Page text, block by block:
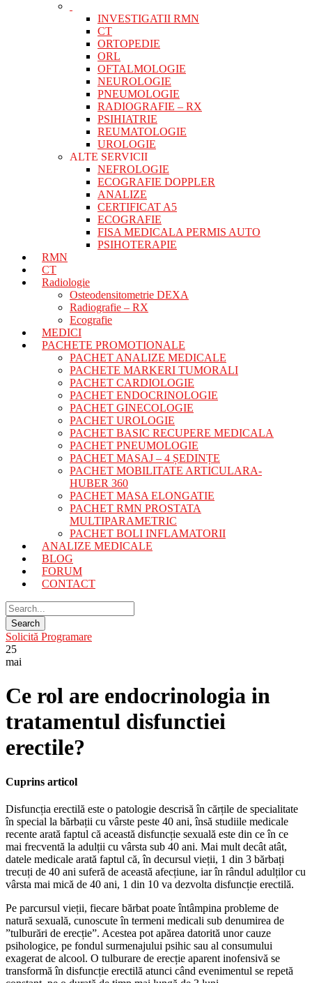
INVESTIGATII RMN
CT
ORTOPEDIE
ORL
OFTALMOLOGIE
NEUROLOGIE
PNEUMOLOGIE
RADIOGRAFIE – RX
PSIHIATRIE
REUMATOLOGIE
UROLOGIE
ALTE SERVICII
NEFROLOGIE
ECOGRAFIE DOPPLER
ANALIZE
CERTIFICAT A5
ECOGRAFIE
FISA MEDICALA PERMIS AUTO
PSIHOTERAPIE
RMN
CT
Radiologie
Osteodensitometrie DEXA
Radiografie – RX
Ecografie
MEDICI
PACHETE PROMOTIONALE
PACHET ANALIZE MEDICALE
PACHETE MARKERI TUMORALI
PACHET CARDIOLOGIE
PACHET ENDOCRINOLOGIE
PACHET GINECOLOGIE
PACHET UROLOGIE
PACHET BASIC RECUPERE MEDICALA
PACHET PNEUMOLOGIE
PACHET MASAJ – 4 ȘEDINȚE
PACHET MOBILITATE ARTICULARA-
HUBER 360
PACHET MASA ELONGATIE
PACHET RMN PROSTATA
MULTIPARAMETRIC
PACHET BOLI INFLAMATORII
ANALIZE MEDICALE
BLOG
FORUM
CONTACT
Solicită Programare
25
mai
Ce rol are endocrinologia in
tratamentul disfunctiei
erectile?
Cuprins articol
Disfuncția erectilă este o patologie descrisă în cărțile de specialitate
în special la bărbații cu vârste peste 40 ani, însă studiile medicale
recente arată faptul că această disfuncție sexuală este din ce în ce
mai frecventă la adulții cu vârsta sub 40 ani. Mai mult decât atât,
datele medicale arată faptul că, în decursul vieții, 1 din 3 bărbați
trecuți de 40 ani suferă de această afecțiune, iar în rândul adulților cu
vârsta mai mică de 40 ani, 1 din 10 va dezvolta disfuncție erectilă.
Pe parcursul vieții, fiecare bărbat poate întâmpina probleme de
natură sexuală, cunoscute în termeni medicali sub denumirea de
”tulburări de erecție”. Acestea pot apărea datorită unor cauze
psihologice, pe fondul surmenajului psihic sau al consumului
exagerat de alcool. O tulburare de erecție aparent inofensivă se
transformă în disfuncție erectilă atunci când evenimentul se repetă